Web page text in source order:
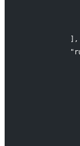
            ],